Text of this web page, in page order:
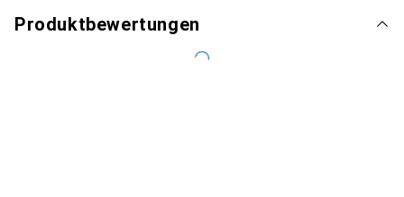
Produktbewertungen